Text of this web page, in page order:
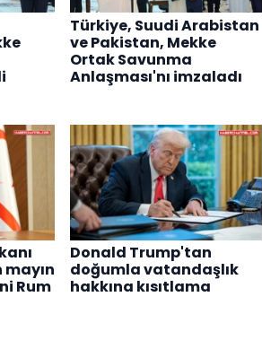
Türkiye, Suudi Arabistan
ve Pakistan, Mekke
Ortak Savunma
Anlaşması'nı imzaladı
mayın
Rum
Donald Trump'tan
doğumla vatandaşlık
hakkına kısıtlama